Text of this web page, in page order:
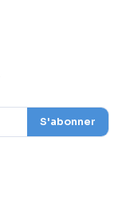
S'abonner